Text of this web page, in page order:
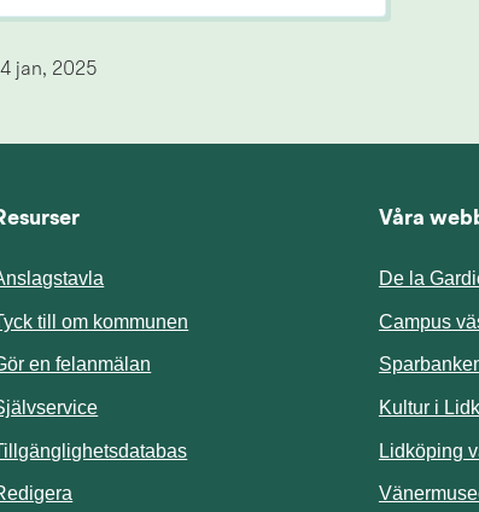
14 jan, 2025
till om kommunen Länk till annan webbplats.
en felanmälan
Länk till annan webbplats.
Länk till annan webbplats.
Våra
De la
Campus
Kultur i
Lidköping